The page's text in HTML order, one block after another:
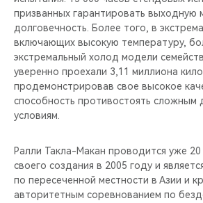
призванных гарантировать выходную
долговечность. Более того, в
включающих высокую температуру,
экстремальный холод модели
уверенно проехали 3,11 миллиона
продемонстрировав свое высокое
способность противостоять
условиям.
Ралли Такла-Макан проводится уже
своего создания в 2005 году и
по пересеченной местности в Азии и
авторитетным соревнованием по